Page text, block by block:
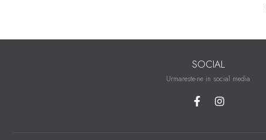
SOCIAL
Urmareste-ne in social media